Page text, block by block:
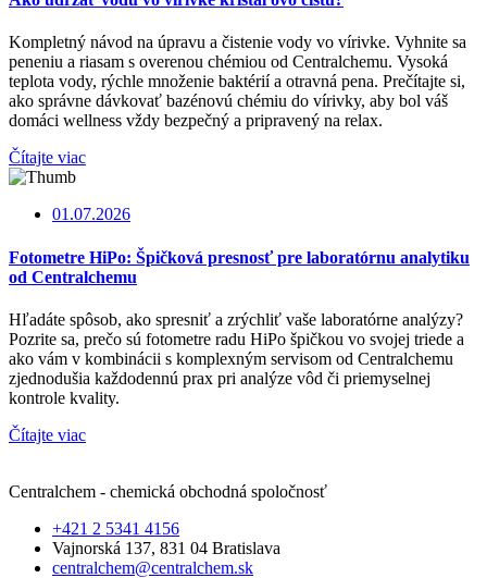
Kompletný návod na úpravu a čistenie vody vo vírivke. Vyhnite sa
peneniu a riasam s overenou chémiou od Centralchemu. Vysoká
teplota vody, rýchle množenie baktérií a otravná pena. Prečítajte si,
ako správne dávkovať bazénovú chémiu do vírivky, aby bol váš
domáci wellness vždy bezpečný a pripravený na relax.
Čítajte viac
01.07.2026
Fotometre HiPo: Špičková presnosť pre laboratórnu analytiku
od Centralchemu
Hľadáte spôsob, ako spresniť a zrýchliť vaše laboratórne analýzy?
Pozrite sa, prečo sú fotometre radu HiPo špičkou vo svojej triede a
ako vám v kombinácii s komplexným servisom od Centralchemu
zjednodušia každodennú prax pri analýze vôd či priemyselnej
kontrole kvality.
Čítajte viac
Centralchem - chemická obchodná spoločnosť
+421 2 5341 4156
Vajnorská 137, 831 04 Bratislava
centralchem@centralchem.sk